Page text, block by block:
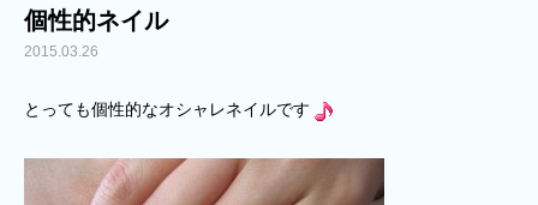
個性的ネイル
2015.03.26
とっても個性的なオシャレネイルです